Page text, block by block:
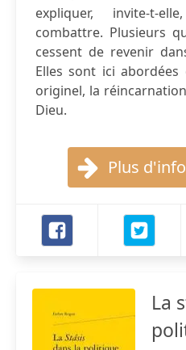
expliquer, invite-t-
combattre. Plusieurs
cessent de revenir
Elles sont ici
originel, la
Dieu.
Plus
La